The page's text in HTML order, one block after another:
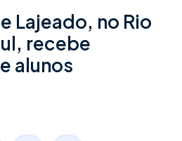
Lajeado, no Rio
recebe
alunos